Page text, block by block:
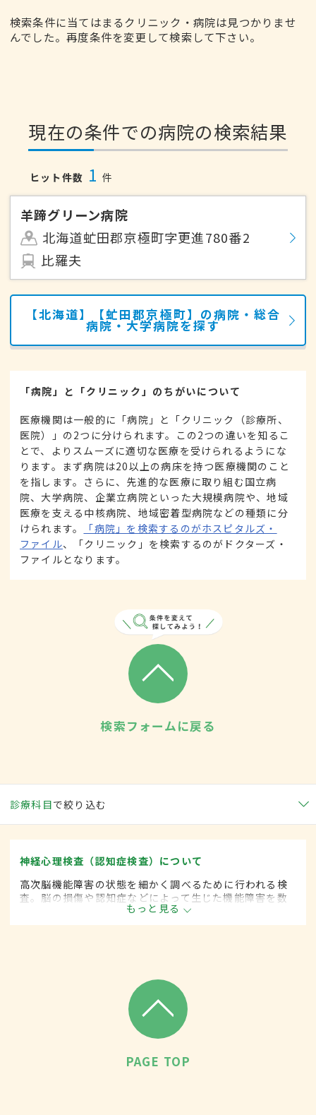
検索条件に当てはまるクリニック・病院は見つかりませ
んでした。再度条件を変更して検索して下さい。
現在の条件での病院の検索結果
ヒット件数 1 件
羊蹄グリーン病院
北海道虻田郡京極町字更進780番2
比羅夫
【北海道】【虻田郡京極町】の病院・総合
病院・大学病院を探す
「病院」と「クリニック」のちがいについて
医療機関は一般的に「病院」と「クリニック（診療所、
医院）」の2つに分けられます。この2つの違いを知るこ
とで、よりスムーズに適切な医療を受けられるようにな
ります。まず病院は20以上の病床を持つ医療機関のこと
を指します。さらに、先進的な医療に取り組む国立病
院、大学病院、企業立病院といった大規模病院や、地域
医療を支える中核病院、地域密着型病院などの種類に分
けられます。
「病院」を検索するのがホスピタルズ・
ファイル、「クリニック」を検索するのがドクターズ・
ファイルとなります。
検索フォームに戻る
診療科目で絞り込む
神経心理検査（認知症検査）について
高次脳機能障害の状態を細かく調べるために行われる検
査。脳の損傷や認知症などによって生じた機能障害を数
値化し、評価する。質問への応答、指示通りに書きもの
をする、道具の操作などの項目がある。
もっと見る
PAGE TOP